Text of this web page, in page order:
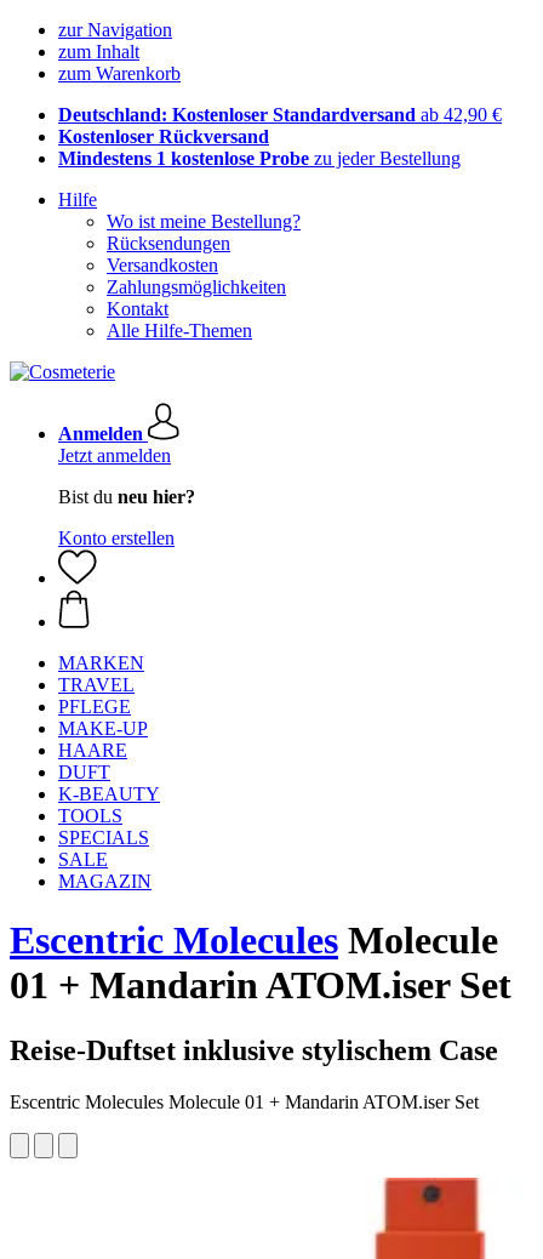
zur Navigation
zum Inhalt
zum Warenkorb
Deutschland: Kostenloser Standardversand ab 42,90 €
Kostenloser Rückversand
Mindestens 1 kostenlose Probe zu jeder Bestellung
Hilfe
Wo ist meine Bestellung?
Rücksendungen
Versandkosten
Zahlungsmöglichkeiten
Kontakt
Alle Hilfe-Themen
Anmelden
Jetzt anmelden
Bist du neu hier?
Konto erstellen
MARKEN
TRAVEL
PFLEGE
MAKE-UP
HAARE
DUFT
K-BEAUTY
TOOLS
SPECIALS
SALE
MAGAZIN
Escentric Molecules Molecule
01 + Mandarin ATOM.iser Set
Reise-Duftset inklusive stylischem Case
Escentric Molecules Molecule 01 + Mandarin ATOM.iser Set